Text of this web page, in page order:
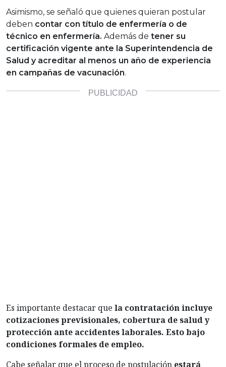
Asimismo, se señaló que quienes quieran postular
deben contar con título de enfermería o de
técnico en enfermería. Además de tener su
certificación vigente ante la Superintendencia de
Salud y acreditar al menos un año de experiencia
en campañas de vacunación.
Es importante destacar que la contratación incluye
cotizaciones previsionales, cobertura de salud y
protección ante accidentes laborales. Esto bajo
condiciones formales de empleo.
Cabe señalar que el proceso de postulación estará